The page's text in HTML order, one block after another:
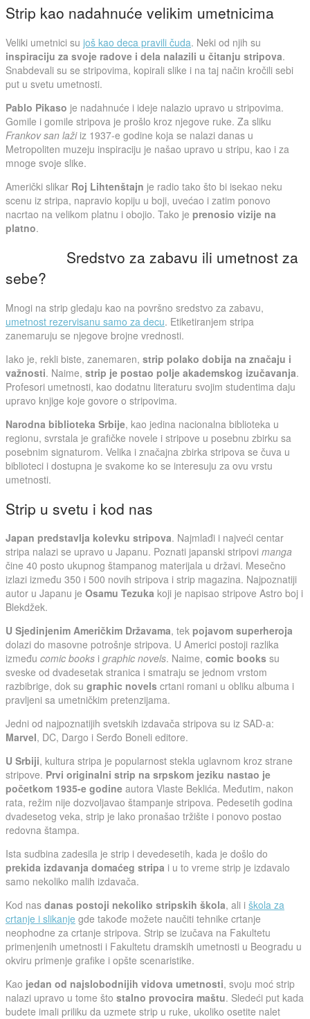
Strip kao nadahnuće velikim umetnicima
Veliki umetnici su još kao deca pravili čuda. Neki od njih su
inspiraciju za svoje radove i dela nalazili u čitanju stripova.
Snabdevali su se stripovima, kopirali slike i na taj način kročili sebi
put u svetu umetnosti.
Pablo Pikaso je nadahnuće i ideje nalazio upravo u stripovima.
Gomile i gomile stripova je prošlo kroz njegove ruke. Za sliku
Frankov san lažiiz 1937-e godine koja se nalazi danas u
Metropoliten muzeju inspiraciju je našao upravo u stripu, kao i za
mnoge svoje slike.
Američki slikar Roj Lihtenštajn je radio tako što bi isekao neku
scenu iz stripa, napravio kopiju u boji, uvećao i zatim ponovo
nacrtao na velikom platnu i obojio. Tako je prenosio vizije na
platno.
Sredstvo za zabavu ili umetnost za
sebe?
Mnogi na strip gledaju kao na površno sredstvo za zabavu,
umetnost rezervisanu samo za decu. Etiketiranjem stripa
zanemaruju se njegove brojne vrednosti.
Iako je, rekli biste, zanemaren, strip polako dobija na značaju i
važnosti. Naime, strip je postao polje akademskog izučavanja.
Profesori umetnosti, kao dodatnu literaturu svojim studentima daju
upravo knjige koje govore o stripovima.
Narodna biblioteka Srbije, kao jedina nacionalna biblioteka u
regionu, svrstala je grafičke novele i stripove u posebnu zbirku sa
posebnim signaturom. Velika i značajna zbirka stripova se čuva u
biblioteci i dostupna je svakome ko se interesuju za ovu vrstu
umetnosti.
Strip u svetu i kod nas
Japan predstavlja kolevku stripova. Najmlađi i najveći centar
stripa nalazi se upravo u Japanu. Poznati japanski stripovi manga
čine 40 posto ukupnog štampanog materijala u državi. Mesečno
izlazi između 350 i 500 novih stripova i strip magazina. Najpoznatiji
autor u Japanu je Osamu Tezuka koji je napisao stripove Astro boj i
Blekdžek.
U Sjedinjenim Američkim Državama, tek pojavom superheroja
dolazi do masovne potrošnje stripova. U Americi postoji razlika
između comic books i graphic novels. Naime, comic books su
sveske od dvadesetak stranica i smatraju se jednom vrstom
razbibrige, dok su graphic novels crtani romani u obliku albuma i
pravljeni sa umetničkim pretenzijama.
Jedni od najpoznatijih svetskih izdavača stripova su iz SAD-a:
Marvel, DC, Dargo i Serđo Boneli editore.
U Srbiji, kultura stripa je popularnost stekla uglavnom kroz strane
stripove. Prvi originalni strip na srpskom jeziku nastao je
početkom 1935-e godine autora Vlaste Beklića. Međutim, nakon
rata, režim nije dozvoljavao štampanje stripova. Pedesetih godina
dvadesetog veka, strip je lako pronašao tržište i ponovo postao
redovna štampa.
Ista sudbina zadesila je strip i devedesetih, kada je došlo do
prekida izdavanja domaćeg stripa i u to vreme strip je izdavalo
samo nekoliko malih izdavača.
Kod nas danas postoji nekoliko stripskih škola, ali i škola za
crtanje i slikanje gde takođe možete naučiti tehnike crtanje
neophodne za crtanje stripova. Strip se izučava na Fakultetu
primenjenih umetnosti i Fakultetu dramskih umetnosti u Beogradu u
okviru primenje grafike i opšte scenaristike.
Kao jedan od najslobodnijih vidova umetnosti, svoju moć strip
nalazi upravo u tome što stalno provocira maštu. Sledeći put kada
budete imali priliku da uzmete strip u ruke, ukoliko osetite nalet